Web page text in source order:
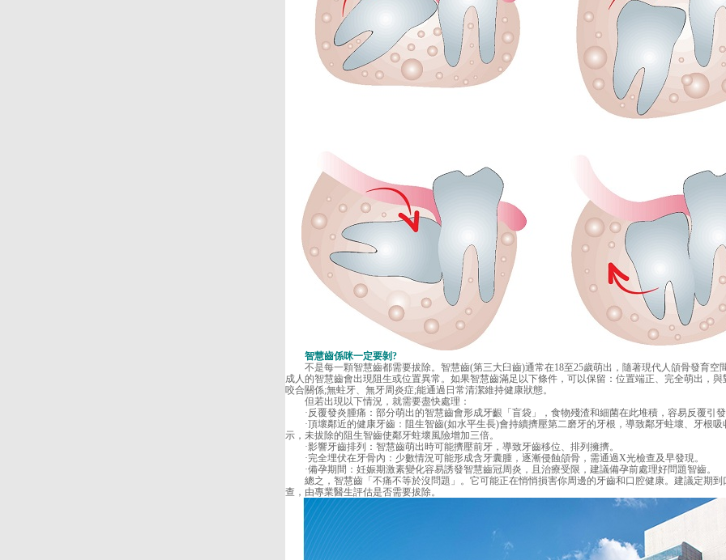
智慧齒係咪一定要剝?
不是每一顆智慧齒都需要拔除。智慧齒(第三大臼齒)通常在18至25歲萌出，隨著現代人頜骨發育空
成人的智慧齒會出現阻生或位置異常。如果智慧齒滿足以下條件，可以保留：位置端正、完全萌出，
咬合關係;無蛀牙、無牙周炎症;能通過日常清潔維持健康狀態。
但若出現以下情況，就需要盡快處理：
·反覆發炎腫痛：部分萌出的智慧齒會形成牙齦「盲袋」，食物殘渣和細菌在此堆積，容易反覆引
·頂壞鄰近的健康牙齒：阻生智齒(如水平生長)會持續擠壓第二磨牙的牙根，導致鄰牙蛀壞、牙根吸
示，未拔除的阻生智齒使鄰牙蛀壞風險增加三倍。
·影響牙齒排列：智慧齒萌出時可能擠壓前牙，導致牙齒移位、排列擁擠。
·完全埋伏在牙骨內：少數情況可能形成含牙囊腫，逐漸侵蝕頜骨，需通過X光檢查及早發現。
·備孕期間：妊娠期激素變化容易誘發智慧齒冠周炎，且治療受限，建議備孕前處理好問題智齒。
總之，智慧齒「不痛不等於沒問題」。它可能正在悄悄損害你周邊的牙齒和口腔健康。建議定期到
查，由專業醫生評估是否需要拔除。